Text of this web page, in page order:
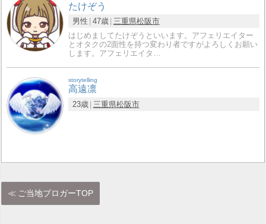
たけぞう
男性 47歳 三重県松阪市
はじめましてたけぞうといいます。アフェリエイター
とオタクの2面性を持つ変わり者ですがよろしくお願い
します。アフェリエイタ…
storytelling
高遠凛
23歳 三重県松阪市
ご当地ブロガーTOP